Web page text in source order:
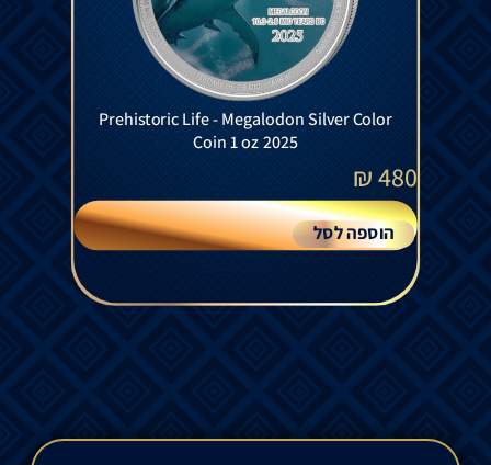
Prehistoric Life - Megalodon Silver Color
Coin 1 oz 2025
480
₪
הוספה לסל